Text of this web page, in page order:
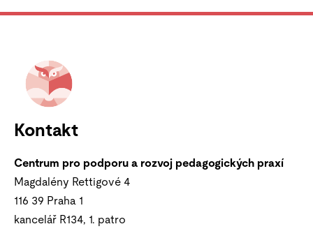
Kontakt
Centrum pro podporu a rozvoj pedagogických praxí
Magdalény Rettigové 4
116 39 Praha 1
kancelář R134, 1. patro